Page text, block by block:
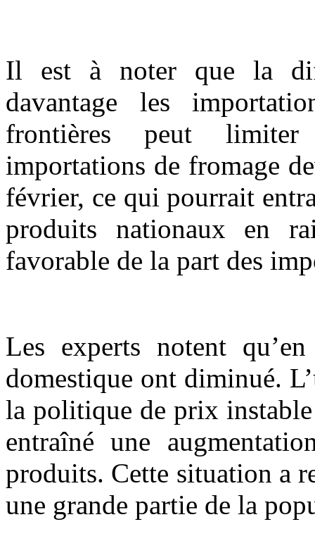
Il est à noter que la
davantage les
frontières peut
importations de fromage
février, ce qui pourrait
produits nationaux en
favorable de la part des
Les experts notent
domestique ont diminué.
la politique de prix
entraîné une
produits. Cette situation a
une grande partie de la